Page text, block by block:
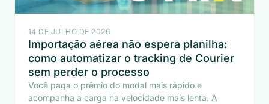
14 DE JULHO DE 2026
Importação aérea não espera planilha:
como automatizar o tracking de Courier
sem perder o processo
Você paga o prêmio do modal mais rápido e
acompanha a carga na velocidade mais lenta. A